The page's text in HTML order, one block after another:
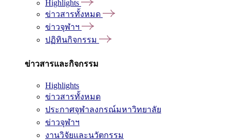
Highlights
ข่าวสารทั้งหมด
ข่าวจุฬาฯ
ปฏิทินกิจกรรม
ข่าวสารและกิจกรรม
Highlights
ข่าวสารทั้งหมด
ประกาศจุฬาลงกรณ์มหาวิทยาลัย
ข่าวจุฬาฯ
งานวิจัยและนวัตกรรม